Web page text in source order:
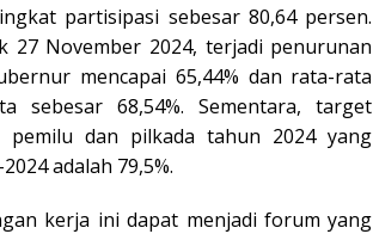
partisipasi sebesar 80,64 persen.
27 November 2024, terjadi penurunan
mencapai 65,44% dan rata-rata
sebesar 68,54%. Sementara, target
pemilu dan pilkada tahun 2024 yang
adalah 79,5%.
kerja ini dapat menjadi forum yang